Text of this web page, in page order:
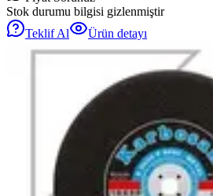
Stok durumu bilgisi gizlenmiştir
Teklif Al
Ürün detayı